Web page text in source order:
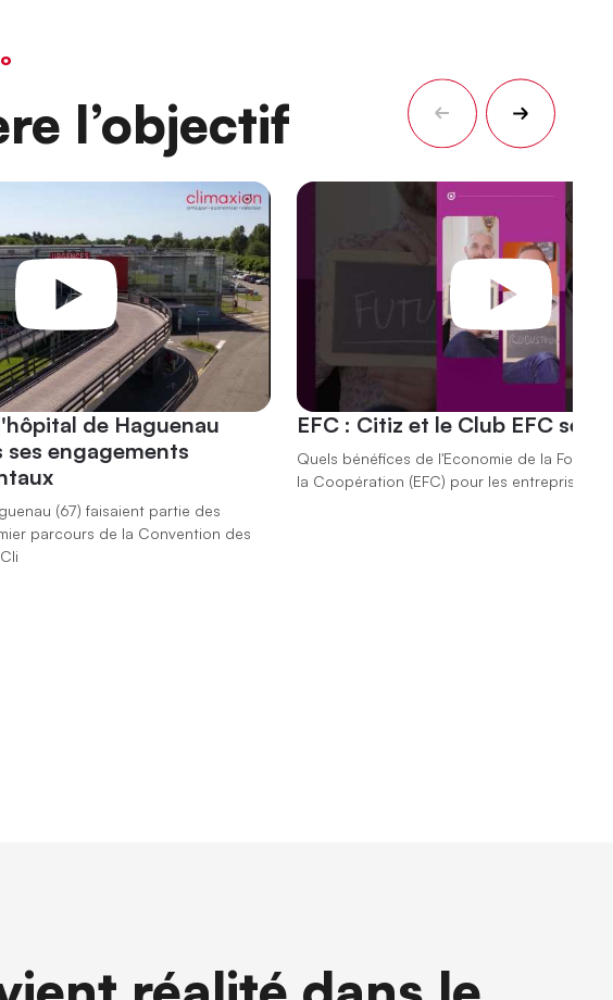
l’objectif
de Haguenau
ses engagements
(67) faisaient partie des
parcours de la ⁨Convention des
EFC : Citiz et le Club EFC se
Quels bénéfices de l'Economie de la
la Coopération (EFC) pour les entreprises ?